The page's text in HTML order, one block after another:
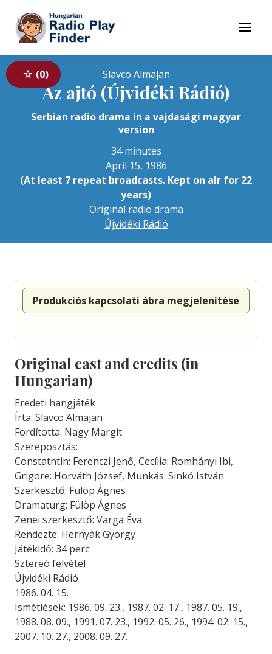
To contents
Menu
0 Slavco Almajan
Az ajtó (Újvidéki Rádió)
Serbian radio drama in a vajdasági magyar
version
34 minutes
April 15, 1986
(At least 7 repeat broadcasts. Kept on air for 22
years)
Original radio drama
Újvidéki Rádió
Produkciós kapcsolati ábra megjelenítése
Original cast and credits (in
Hungarian)
Eredeti hangjáték
Írta: Slavco Almajan
Fordította: Nagy Margit
Szereposztás:
Constatntin: Ferenczi Jenő, Cecília: Romhányi Ibi,
Grigore: Horváth József, Munkás: Sinkó István
Szerkesztő: Fülöp Ágnes
Dramaturg: Fülöp Ágnes
Zenei szerkesztő: Varga Éva
Rendezte: Hernyák György
Játékidő: 34 perc
Sztereó felvétel
Újvidéki Rádió
1986. 04. 15.
Ismétlések: 1986. 09. 23., 1987. 02. 17., 1987. 05. 19.,
1988. 08. 09., 1991. 07. 23., 1992. 05. 26., 1994. 02. 15.,
2007. 10. 27., 2008. 09. 27.